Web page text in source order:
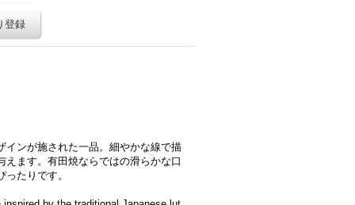
登録
インが施された一品。細やかな線で描
ます。有田焼ならではの滑らかな口
たりです。